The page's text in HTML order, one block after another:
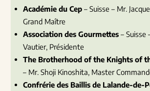
Académie du Cep – Suisse – Mr.
Grand Maître
Association des Gourmettes – Suisse
Vautier, Présidente
The Brotherhood of the Knights of
– Mr. Shoji Kinoshita, Master
Confrérie des Baillis de Lalande-de-